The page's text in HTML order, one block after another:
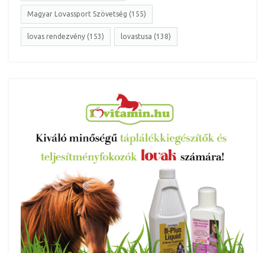
Magyar Lovassport Szövetség (155)
lovas rendezvény (153) lovastusa (138)